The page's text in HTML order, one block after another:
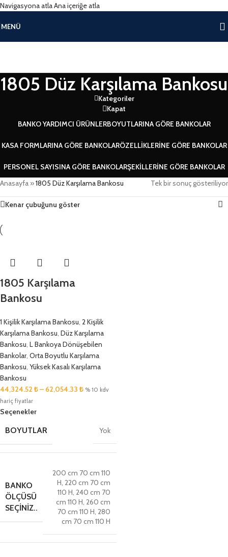
Navigasyona atlaAna içeriğe atla
MENÜ
1805 Düz Karşılama Bankosu
Kategoriler
Kapat
BANKO YARDIMCI ÜRÜNLERBOYUTLARINA GÖRE BANKOLAR
KASA FORMLARINA GÖRE BANKOLARÖZELLIKLERINE GÖRE BANKOLAR
PERSONEL SAYISINA GÖRE BANKOLARŞEKILLERINE GÖRE BANKOLAR
Anasayfa »1805 Düz Karşılama Bankosu Tek bir sonuç gösteriliyor
Kenar çubuğunu göster
1805 Karşılama
Bankosu
1 Kişilik Karşılama Bankosu 2 Kişilik
Karşılama Bankosu Düz Karşılama
Bankosu L Bankoya Dönüşebilen
Bankolar, Orta Boyutlu Karşılama
Bankosu Yüksek Kasalı Karşılama
Bankosu
44,324.52 ₺– 62,054.33 ₺ % 10 kdv
hariç fiyatlar
Seçenekler
BOYUTLAR Yok
BANKO
ÖLÇÜSÜ
SEÇINIZ..
200 cm 70 cm 110
H 220 cm 70 cm
110 H 240 cm 70
cm 110 H 260 cm
70 cm 110 H 280
cm 70 cm 110 H